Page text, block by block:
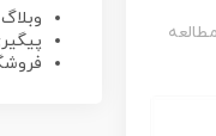
وبلاگ